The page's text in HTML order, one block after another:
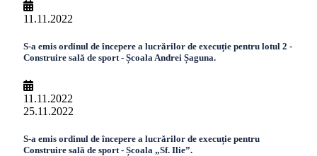
11.11.2022
S-a emis ordinul de începere a lucrărilor de execuție pentru lotul 2 -
Construire sală de sport - Școala Andrei Șaguna.
11.11.2022
25.11.2022
S-a emis ordinul de începere a lucrărilor de execuție pentru
Construire sală de sport - Școala „Sf. Ilie”.